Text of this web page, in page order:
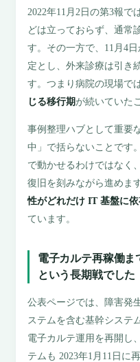
2022年11月2日の第3報で
どは立っておらず、通常
す。その一方で、11月4
定とし、外来診療は引き
す。つまり病院の現場で
じる移行期が続いていた
事例整理ハブとして重要
中」で括らないことです
で動かせるわけではなく
復旧を刻みながら進めま
性がどれだけ IT 基盤に
ています。
電子カルテ再稼働
という長期戦でした
公表ページでは、障害発
ステムを含む基幹システ
電子カルテ運用を再開し
テムも 2023年1月11日に